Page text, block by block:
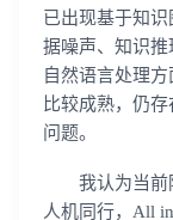
已出现基于知
据噪声、知识
自然语言处理
比较成熟，仍
问题。
我认为当前阶
人机同行，All